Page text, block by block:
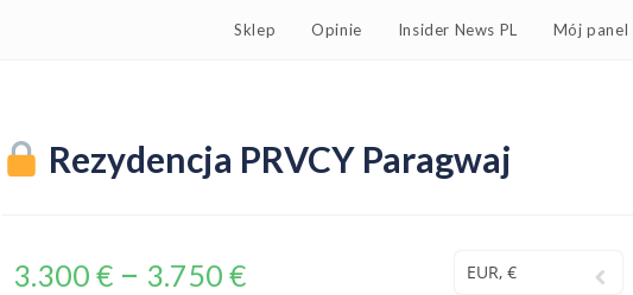
Sklep Opinie Insider News PL Mój panel
Rezydencja PRVCY Paragwaj
3.300 € – 3.750 € EUR, €